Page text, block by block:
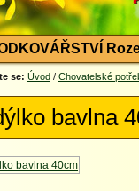
se: Úvod / Chovatelské
bavlna